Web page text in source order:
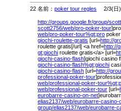
22 名前： poker tour regles 2/3(日)
http://groups.google.fr/group/
scott2756/web/pro-poker-tour
web/pro-poker-tour%gt;pro
giochi-roulette-gratis [url=http://
roulette gratis[/url] <a href=http://
gt;giochi roulette gratis</a> [url=
giochi-casino-flash]giochi casino
giochi-casino-flash%gt;giochi
giochi-casino-flash [url=http://
professional-poker-tour
web/professional-poker-tour%
web/professional-poker-tour [url=
eurobarre-casino-on-net
elias2137/web/eurobarre-casino-
group/elias2137/web/eurobarre-